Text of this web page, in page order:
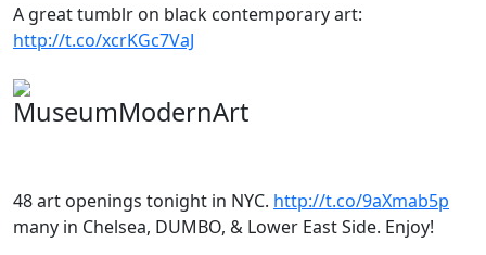
A great tumblr on black contemporary art:
http://t.co/xcrKGc7VaJ
MuseumModernArt
48 art openings tonight in NYC. http://t.co/9aXmab5p
many in Chelsea, DUMBO, & Lower East Side. Enjoy!